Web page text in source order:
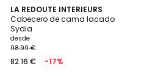
LA REDOUTE INTERIEURS
Cabecero de cama lacado
Sydia
desde
98.99 €
82.16 € -17%
4,6
/ 5